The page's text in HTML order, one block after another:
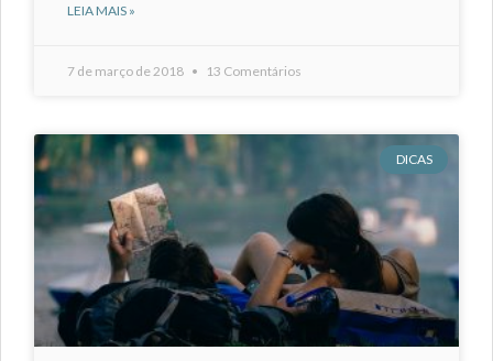
LEIA MAIS »
7 de março de 2018 13 Comentários
DICAS